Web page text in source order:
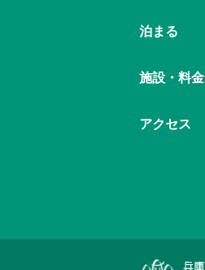
泊まる
施設・料金
アクセス